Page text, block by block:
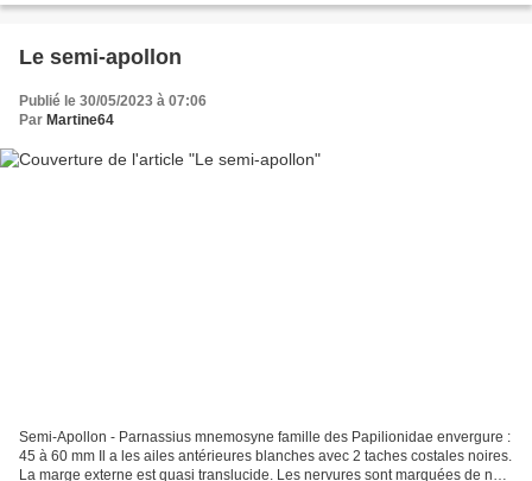
Le semi-apollon
Publié le 30/05/2023 à 07:06
Par Martine64
Semi-Apollon - Parnassius mnemosyne famille des Papilionidae envergure :
45 à 60 mm Il a les ailes antérieures blanches avec 2 taches costales noires.
La marge externe est quasi translucide. Les nervures sont marquées de noir.